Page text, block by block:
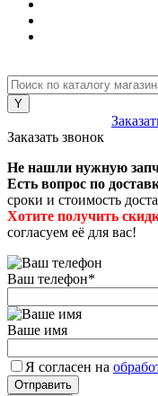
Заказать звонок
Не нашли нужную
Есть вопрос по
сроки и стоимость
Хотите получить
согласуем её для вас!
Ваш телефон*
Ваше имя
Я согласен на